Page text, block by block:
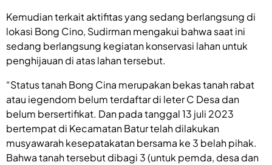
Kemudian terkait aktifitas yang sedang berlangsung di
lokasi Bong Cino, Sudirman mengakui bahwa saat ini
sedang berlangsung kegiatan konservasi lahan untuk
penghijauan di atas lahan tersebut.
“Status tanah Bong Cina merupakan bekas tanah rabat
atau iegendom belum terdaftar di leter C Desa dan
belum bersertifikat. Dan pada tanggal 13 juli 2023
bertempat di Kecamatan Batur telah dilakukan
musyawarah kesepatakatan bersama ke 3 belah pihak.
Bahwa tanah tersebut dibagi 3 (untuk pemda, desa dan